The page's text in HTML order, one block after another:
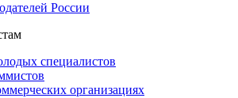
России
специалистов
организациях